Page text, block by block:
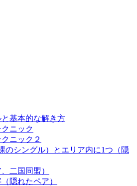
基本的な解き方
ニック
ニック２
のシングル）とエリア内に1つ（隠
二国同盟）
隠れたペア）